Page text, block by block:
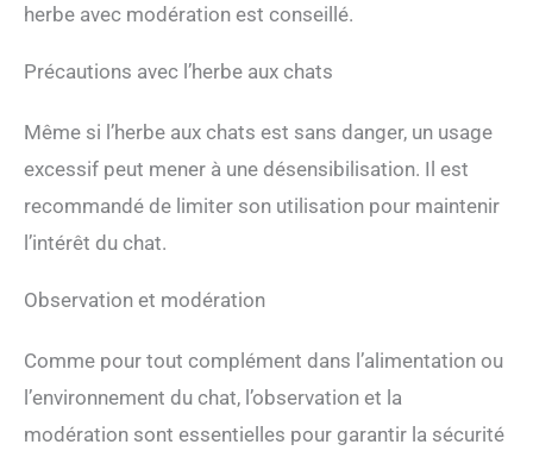
herbe avec modération est conseillé.
Précautions avec l’herbe aux chats
Même si l’herbe aux chats est sans danger, un usage
excessif peut mener à une désensibilisation. Il est
recommandé de limiter son utilisation pour maintenir
l’intérêt du chat.
Observation et modération
Comme pour tout complément dans l’alimentation ou
l’environnement du chat, l’observation et la
modération sont essentielles pour garantir la sécurité